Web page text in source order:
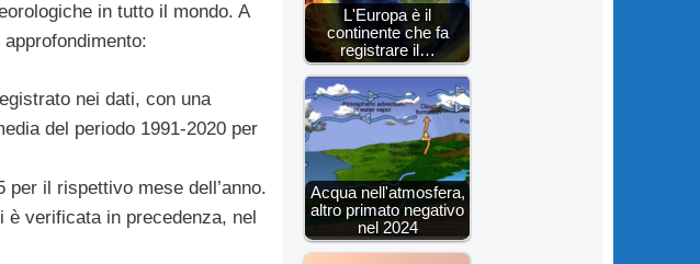
in tutto il mondo. A
nei dati, con una
del periodo 1991-2020 per
il rispettivo mese dell’anno.
è verificata in precedenza, nel
L'Europa è il
continente che fa
registrare il…
Acqua nell'atmosfera,
altro primato negativo
nel 2024